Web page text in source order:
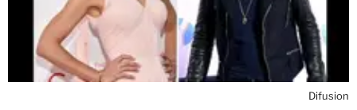
Difusion